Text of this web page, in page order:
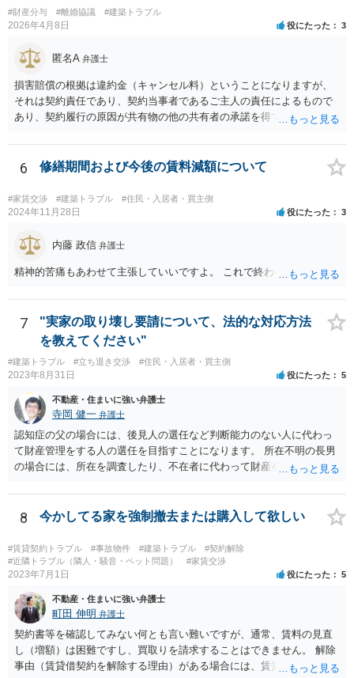
ついて、何か工夫できる点があればご教示いただけますでしょうか。
弁護士によって考え方が異なるかもしれませんが、資料の一部を相手
にとって不利な事実が隠されているという推認を働かせることに繋が
るリスクがあります（もちろん、争点と全く無関係な部分をマスキン
グ等することはありますが、それは手続戦略とは別の問題です）。 裁
判所は公平な第三者であり、調停委員会に与える心証も考慮する必要
があります。手続を有利に進めたいのであれば、証拠の出し方より
回提出を予定している資料がどのようなものであるのか、争点とどの
て具体的なに採るべき手段は変わってくるため、上記はあくまで個別
事情を踏まえない一般論としてご理解いただき、本件でどのように対
ます。
#財産分与 #離婚協議 #建築トラブル
2026年4月8日 役にたった 3
匿名A 弁護士
損害賠償の根拠は違約金（キャンセル料）ということになりますが、
それは契約責任であり、契約当事者であるご主人の責任によるもので
あり、契約履行の原因が共有物の他の共有者の承諾を得ていなかった
るべきものであり、奥さんが負担すべき債務ではありません。つまり
奥さんにメンテナンス工事契約を承諾しなければならない義務はあり
ません。 それでも請求をされましたら、個別の法律相談をされること
をお薦めします。
6 修繕期間および今後の賃料減額について
#家賃交渉 #建築トラブル #住民・入居者・買主側
2024年11月28日 役にたった 3
内藤 政信 弁護士
精神的苦痛もあわせて主張していいですよ。 これで終わります。
7
"実家の取り壊し要請について、法的な対応方法
を教えてください"
#建築トラブル #立ち退き交渉 #住民・入居者・買主側
2023年8月31日 役にたった 5
不動産・住まいに強い弁護士
寺岡 健一 弁護士
認知症の父の場合には、後見人の選任など判断能力のない人に代わっ
て財産管理をする人の選任を目指すことになります。 所在不明の長男
の場合には、所在を調査したり、不在者に代わって財産を管理する人
8 今かしてる家を強制撤去または購入して欲しい
#賃貸契約トラブル #事故物件 #建築トラブル
#契約解除
#近隣トラブル（隣人・騒音・ペット問題）
#家賃交渉
2023年7月1日 役にたった 5
不動産・住まいに強い弁護士
町田 伸明 弁護士
契約書等を確認してみない何とも言い難いですが、通常、賃料の見直
し（増額）は困難ですし、買取りを請求することはできません。 解除
事由（賃貸借契約を解除する理由）がある場合には、賃貸借契約を解